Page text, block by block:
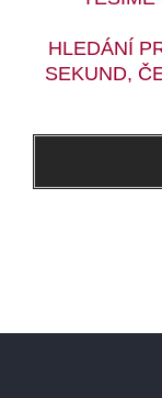
HLEDÁNÍ
SEKUND,